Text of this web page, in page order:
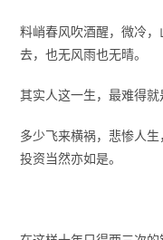
料峭春风吹酒醒，微冷
去，也无风雨也无晴。
其实人这一生，最难得就
多少飞来横祸，悲惨人生
投资当然亦如是。